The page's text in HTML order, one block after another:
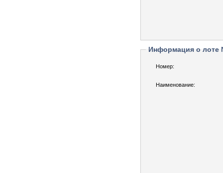
Информация о лоте
Номер:
Наименование: